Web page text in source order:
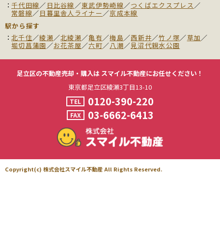
千代田線／ 日比谷線／東武伊勢崎線／つくばエクスプレス／
常磐線／日暮里舎人ライナー／京成本線
駅から探す
北千住／綾瀬／北綾瀬／亀有／梅島／西新井／竹ノ塚／草加／
堀切菖蒲園／お花茶屋／六町／八潮／見沼代親水公園
足立区の不動産売却・購入は スマイル不動産にお任せください！
東京都足立区綾瀬3丁目13-10
TEL 0120-390-220
FAX 03-6662-6413
Copyright(c) 株式会社スマイル不動産 All Rights Reserved.